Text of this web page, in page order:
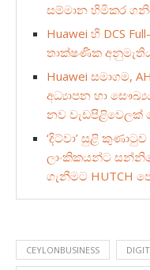
සම්මාන හිමිකර
Huawei හි DCS
තාක්ෂණික
Huawei සමාගම,
අධ්‍යාපන හා
නව වැඩපිළිවෙලක්
‘දිට්වා’ සුළි
ලාංකිකයන්ට
ගැනීමට HUTCH
CEYLONBUSINESS